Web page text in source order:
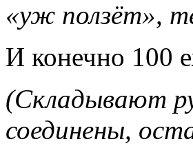
«уж ползёт»,
И конечно 100
(Складывают
соединены,